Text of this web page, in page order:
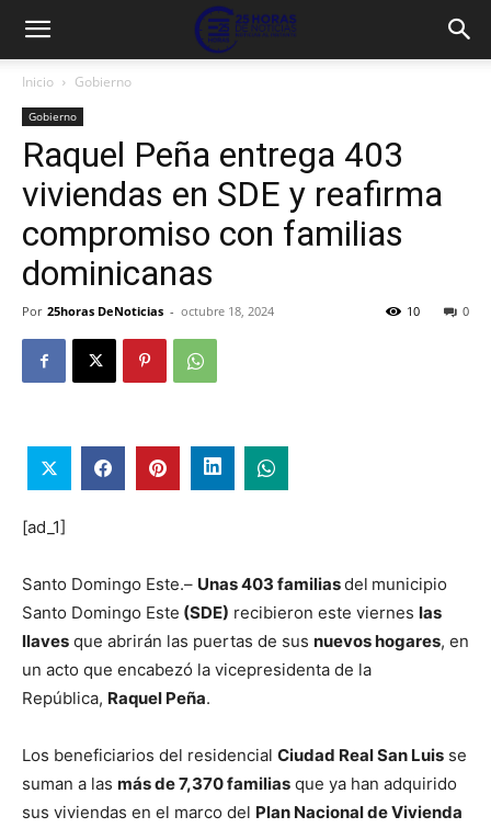
Inicio Gobierno
Gobierno
Raquel Peña entrega 403
viviendas en SDE y reafirma
compromiso con familias
dominicanas
Por 25horas DeNoticias - octubre 18, 2024 0
10
[ad_1]
Santo Domingo Este.– Unas 403 familiasdel municipio
Santo Domingo Este (SDE) recibieron este viernes las
llaves que abrirán las puertas de sus nuevos hogares, en
un acto que encabezó la vicepresidenta de la
República, Raquel Peña.
Los beneficiarios del residencial Ciudad Real San Luis se
suman a las más de 7,370 familias que ya han adquirido
sus viviendas en el marco del Plan Nacional de Vivienda